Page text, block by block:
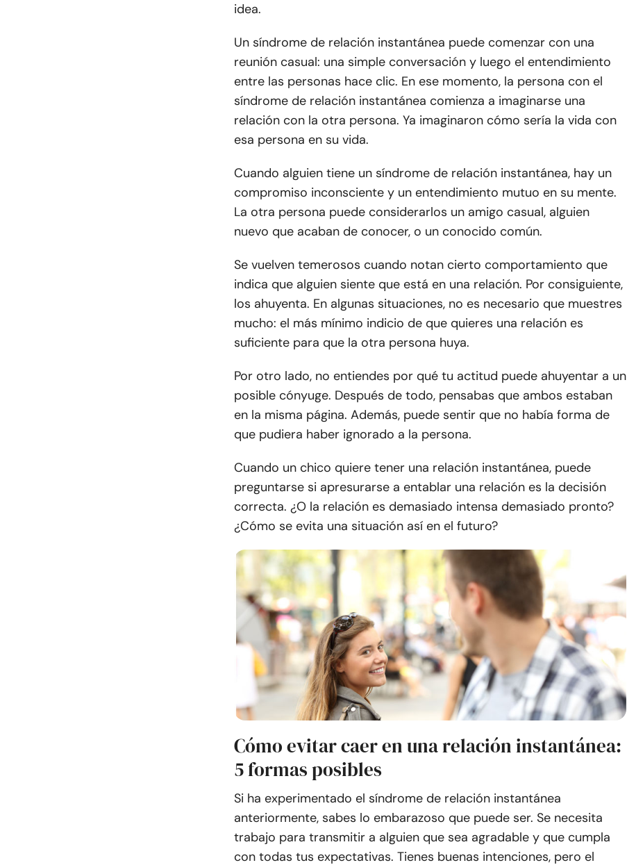
idea.
Un síndrome de relación instantánea puede comenzar con una
reunión casual: una simple conversación y luego el entendimiento
entre las personas hace clic. En ese momento, la persona con el
síndrome de relación instantánea comienza a imaginarse una
relación con la otra persona. Ya imaginaron cómo sería la vida con
esa persona en su vida.
Cuando alguien tiene un síndrome de relación instantánea, hay un
compromiso inconsciente y un entendimiento mutuo en su mente.
La otra persona puede considerarlos un amigo casual, alguien
nuevo que acaban de conocer, o un conocido común.
Se vuelven temerosos cuando notan cierto comportamiento que
indica que alguien siente que está en una relación. Por consiguiente,
los ahuyenta. En algunas situaciones, no es necesario que muestres
mucho: el más mínimo indicio de que quieres una relación es
suficiente para que la otra persona huya.
Por otro lado, no entiendes por qué tu actitud puede ahuyentar a un
posible cónyuge. Después de todo, pensabas que ambos estaban
en la misma página. Además, puede sentir que no había forma de
que pudiera haber ignorado a la persona.
Cuando un chico quiere tener una relación instantánea, puede
preguntarse si apresurarse a entablar una relación es la decisión
correcta. ¿O la relación es demasiado intensa demasiado pronto?
¿Cómo se evita una situación así en el futuro?
Cómo evitar caer en una relación instantánea:
5 formas posibles
Si ha experimentado el síndrome de relación instantánea
anteriormente, sabes lo embarazoso que puede ser. Se necesita
trabajo para transmitir a alguien que sea agradable y que cumpla
con todas tus expectativas. Tienes buenas intenciones, pero el